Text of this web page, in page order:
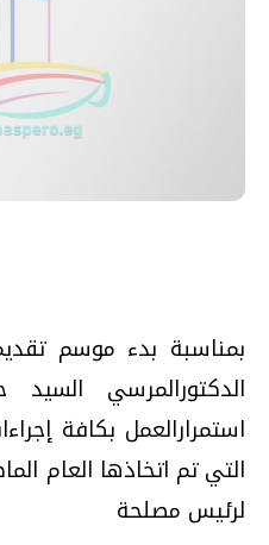
بمناسبة بدء موسم تقديم
الدكتورالمرسي
استمرارالعمل بكافة
التي تم اتخاذها العام
لرئيس مصلحة